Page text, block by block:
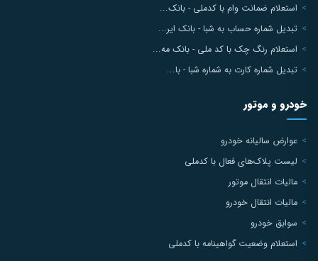
استعلام ضمانت وام با کدملی - بانک...
تبدیل شماره حساب به شبا - بانک ایر...
استعلام رنگ چک با کد ملی - بانک مه...
تبدیل شماره کارت به شماره شبا - با...
خودرو و موتور
عوارض سالیانه خودرو
لیست پلاک‌های فعال با کدملی
مالیات انتقال موتور
مالیات انتقال خودرو
سوابق خودرو
استعلام وضعیت گواهینامه با کدملی